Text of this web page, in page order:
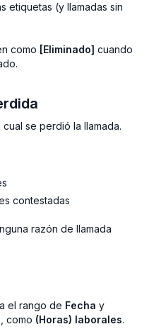
etiquetas (y llamadas sin
como [Eliminado] cuando
se perdió la llamada.
contestadas
razón de llamada
el rango de Fecha y
como (Horas) laborales.